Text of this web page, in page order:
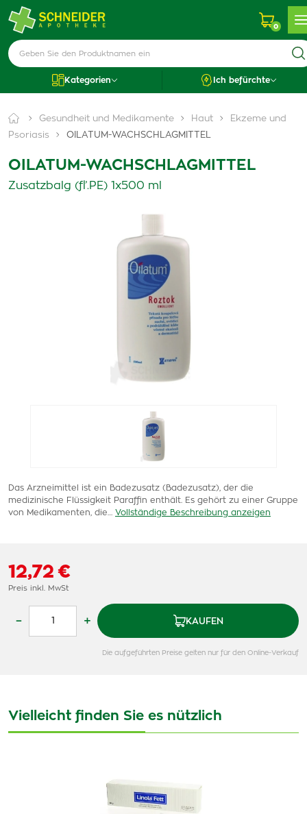
0
Kategorien Ich befürchte
Gesundheit und Medikamente Haut
Ekzeme und
Psoriasis
OILATUM-WACHSCHLAGMITTEL
OILATUM-WACHSCHLAGMITTEL
Zusatzbalg (fľ.PE) 1x500 ml
Das Arzneimittel ist ein Badezusatz (Badezusatz), der die
medizinische Flüssigkeit Paraffin enthält. Es gehört zu einer Gruppe
von Medikamenten, die…
Vollständige Beschreibung anzeigen
12,72 €
Preis inkl. MwSt
– + KAUFEN
Die aufgeführten Preise gelten nur für den Online-Verkauf
Vielleicht finden Sie es nützlich